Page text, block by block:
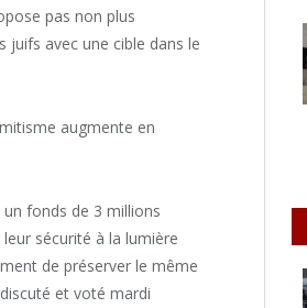
pas non plus
juifs avec une cible dans le
augmente en
fonds de 3 millions
sécurité à la lumière
de préserver le même
et voté mardi